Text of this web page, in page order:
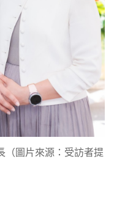
（圖片來源：受訪者提